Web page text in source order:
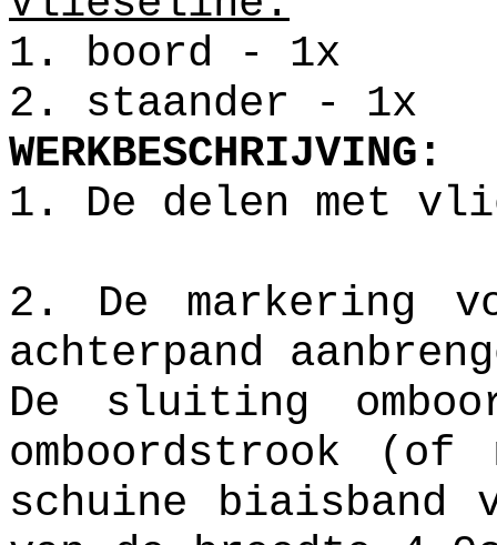
1. boord - 1x
2. staander - 1x
WERKBESCHRIJVING:
1. De delen met
2. De markering
achterpand
De sluiting
omboordstrook (of
schuine biaisband